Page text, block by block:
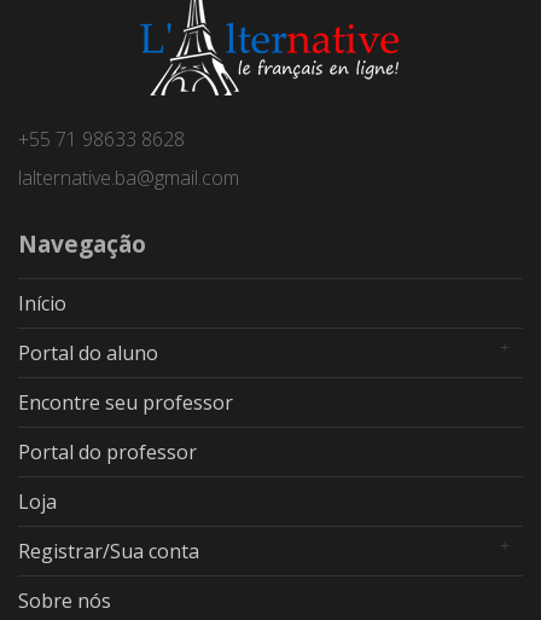
+55 71 98633 8628
lalternative.ba@gmail.com
Navegação
Início
Portal do aluno
Encontre seu professor
Portal do professor
Loja
Registrar/Sua conta
Sobre nós